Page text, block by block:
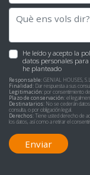
He leído y acepto la
datos personales
he planteado
Responsable:GENIAL HOUSES,
Finalidad: Dar respuesta a sus
Legitimación:por consentimiento
Plazo de conservación:el
Destinatarios: No se cederán
consulta, o por obligación legal.
Derechos:Tiene usted derecho de
los datos, así como a retirar el
Enviar